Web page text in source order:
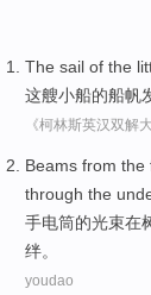
The sail of the
这艘小船的船帆
《柯林斯英汉双解
Beams from the
through the
手电筒的光束在
绊。
youdao